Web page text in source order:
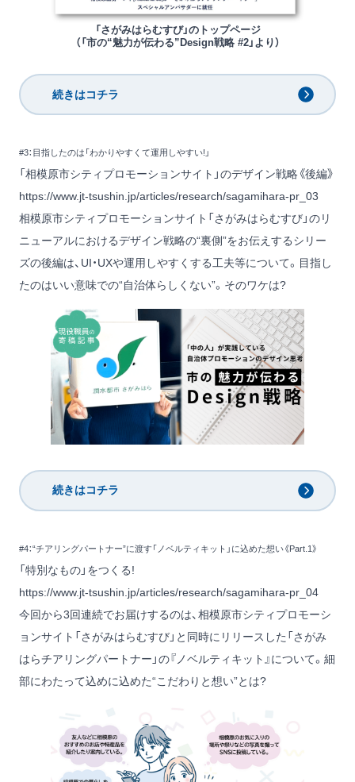
「さがみはらむすび」のトップページ
（「市の“魅力が伝わる”Design戦略 #2」より）
続きはコチラ
#3：目指したのは「わかりやすくて運用しやすい!」
「相模原市シティプロモーションサイト」のデザイン戦略《後編》
https://www.jt-tsushin.jp/articles/research/sagamihara-pr_03
相模原市シティプロモーションサイト「さがみはらむすび」のリ
ニューアルにおけるデザイン戦略の“裏側”をお伝えするシリー
ズの後編は、UI・UXや運用しやすくする工夫等について。目指し
たのはいい意味での“自治体らしくない”。そのワケは?
続きはコチラ
#4：“チアリングパートナー”に渡す「ノベルティキット」に込めた想い《Part.1》
「特別なもの」をつくる!
https://www.jt-tsushin.jp/articles/research/sagamihara-pr_04
今回から3回連続でお届けするのは、相模原市シティプロモーシ
ョンサイト「さがみはらむすび」と同時にリリースした「さがみ
はらチアリングパートナー」の『ノベルティキット』について。細
部にわたって込めに込めた“こだわりと想い”とは?